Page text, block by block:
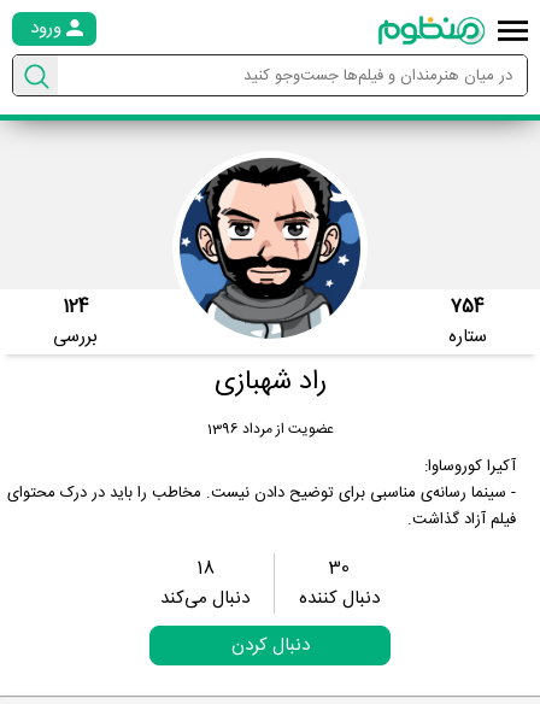
ورود
754
ستاره
124
بررسی
راد شهبازی
عضویت از مرداد 1396
آکیرا کوروساوا:
- سینما رسانه‌ی مناسبی برای توضیح دادن نیست. مخاطب را باید در درک محتوای
فیلم آزاد گذاشت.
30
دنبال کننده
18
دنبال می‌کند
دنبال کردن